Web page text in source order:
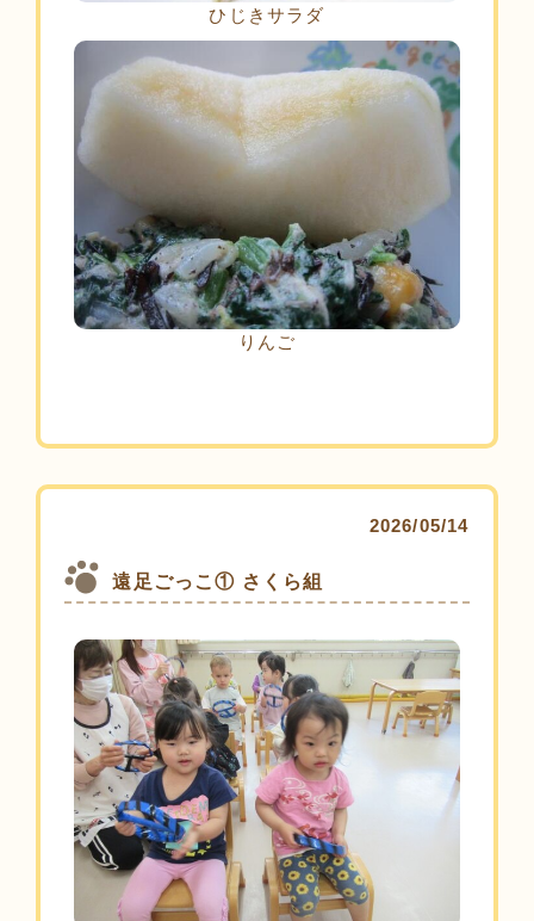
ひじきサラダ
りんご
2026/05/14
遠足ごっこ① さくら組